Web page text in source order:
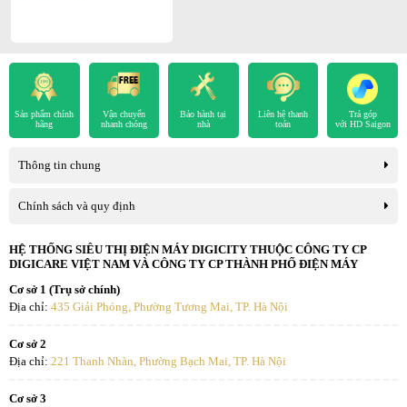
để dàn lạnh sạch sẽ trở lại như lúc ban đầu.
- Tự chẩn đoán lỗi:máy tự sẽ hiển thị lỗi trên màn hình để bạn dễ
dàng theo dõi và bảo dưỡng kịp thời.
lựa chọn tuyệt vời cho gia đình.
Sản phẩm chính
hãng
Vận chuyển
nhanh chóng
Bảo hành tại
nhà
Liên hệ thanh
toán
Trả góp
với HD Saigon
Thông tin chung
Chính sách và quy định
HỆ THỐNG SIÊU THỊ ĐIỆN MÁY DIGICITY THUỘC CÔNG TY CP
DIGICARE VIỆT NAM VÀ CÔNG TY CP THÀNH PHỐ ĐIỆN MÁY
Cơ sở 1 (Trụ sở chính)
Địa chỉ: 435 Giải Phóng, Phường Tương Mai, TP. Hà Nội
Cơ sở 2
Địa chỉ: 221 Thanh Nhàn, Phường Bạch Mai, TP. Hà Nội
Cơ sở 3